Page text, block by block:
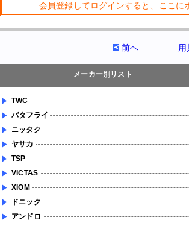
会員登録してログインすると、ここ
前へ
メーカー別リスト
TWC
バタフライ
ニッタク
ヤサカ
TSP
VICTAS
XIOM
ドニック
アンドロ